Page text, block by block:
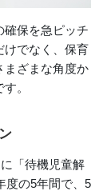
確保を急ピッチ
けでなく、保育
まざまな角度か
。
「待機児童解
度の5年間で、5